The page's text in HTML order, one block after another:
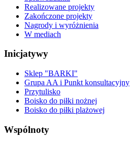
Realizowane projekty
Zakończone projekty
Nagrody i wyróżnienia
W mediach
Inicjatywy
Sklep "BARKI"
Grupa AA i Punkt konsultacyjny
Przytulisko
Boisko do piłki nożnej
Boisko do piłki plażowej
Wspólnoty